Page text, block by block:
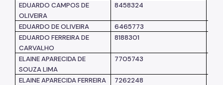
EDUARDO CAMPOS DE
OLIVEIRA
8458324
EDUARDO DE OLIVEIRA 6465773
EDUARDO FERREIRA DE
CARVALHO
8188301
ELAINE APARECIDA DE
SOUZA LIMA
7705743
ELAINE APARECIDA FERREIRA
7262248